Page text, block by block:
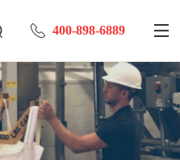
400-898-6889